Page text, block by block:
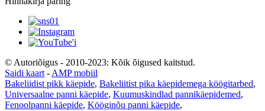
© Autoriõigus - 2010-2023: Kõik õigused kaitstud.
Saidi kaart - AMP mobiil
Bakeliidist pikk käepide, Bakeliitist pika käepidemega köögitarbed,
Universaalne panni käepide, Kuumuskindlad pannikäepidemed,
Fenoolpanni käepide, Kööginõu panni käepide,